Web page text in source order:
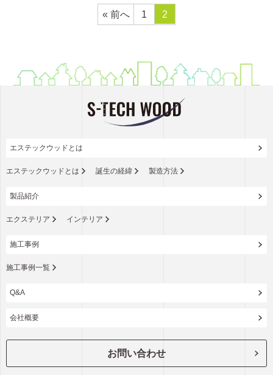
« 前へ 1 2
エステックウッドとは
エステックウッドとは 誕生の経緯 製造方法
製品紹介
エクステリア インテリア
施工事例
施工事例一覧
Q&A
会社概要
お問い合わせ